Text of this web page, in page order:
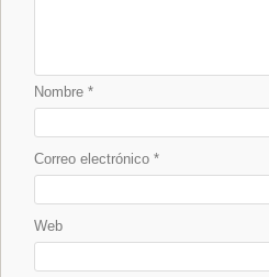
Nombre *
Correo electrónico *
Web